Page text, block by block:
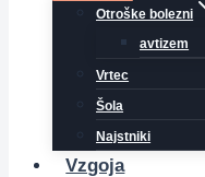
Otroške bolezni
avtizem
Vrtec
Šola
Najstniki
Vzgoja